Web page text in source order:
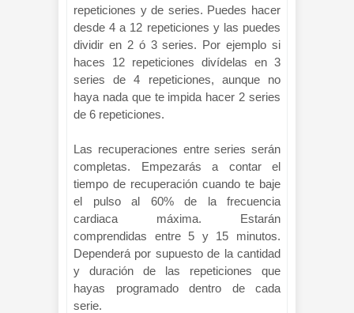
repeticiones y de series. Puedes hacer
desde 4 a 12 repeticiones y las puedes
dividir en 2 ó 3 series. Por ejemplo si
haces 12 repeticiones divídelas en 3
series de 4 repeticiones, aunque no
haya nada que te impida hacer 2 series
de 6 repeticiones.
Las recuperaciones entre series serán
completas. Empezarás a contar el
tiempo de recuperación cuando te baje
el pulso al 60% de la frecuencia
cardiaca máxima. Estarán
comprendidas entre 5 y 15 minutos.
Dependerá por supuesto de la cantidad
y duración de las repeticiones que
hayas programado dentro de cada
serie.